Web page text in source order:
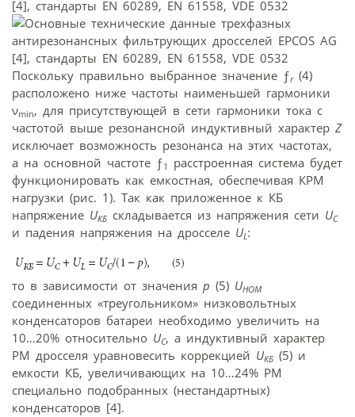
[4], стандарты EN 60289, EN 61558, VDE 0532
Поскольку правильно выбранное значение ƒr(4)
расположено ниже частоты наименьшей гармоники
νmin, для присутствующей в сети гармоники тока с
частотой выше резонансной индуктивный характер Z
исключает возможность резонанса на этих частотах,
а на основной частоте ƒ1
расстроенная система будет
функционировать как емкостная, обеспечивая КРМ
нагрузки (рис. 1). Так как приложенное к КБ
напряжение UКБ складывается из напряжения сети UС
и падения напряжения на дросселе UL:
то в зависимости от значения р (5) UНОМ
соединенных «треугольником» низковольтных
конденсаторов батареи необходимо увеличить на
10…20% относительно UС, а индуктивный характер
РМ дросселя уравновесить коррекцией UКБ (5) и
емкости КБ, увеличивающих на 10…24% РМ
специально подобранных (нестандартных)
конденсаторов [4].